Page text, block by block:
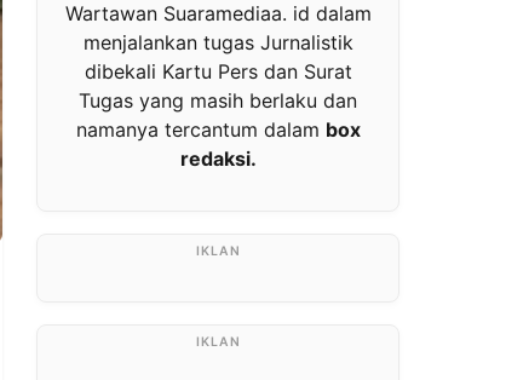
Wartawan Suaramediaa. id dalam
menjalankan tugas Jurnalistik
dibekali Kartu Pers dan Surat
Tugas yang masih berlaku dan
namanya tercantum dalam box
redaksi.